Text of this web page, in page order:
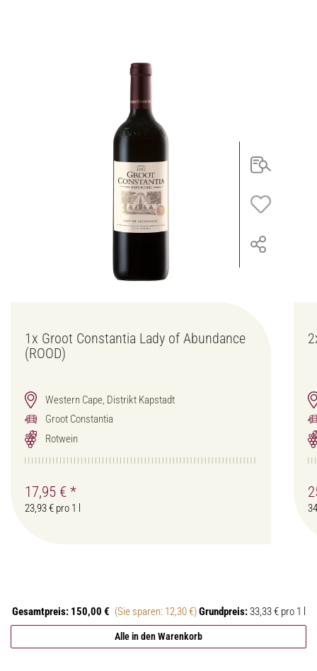
1x Groot Constantia Lady of Abundance
(ROOD)
Western Cape, Distrikt Kapstadt
Groot Constantia
Rotwein
17,95 € *
23,93 € pro 1 l
Gesamtpreis: 150,00 € (Sie sparen: 12,30 €)Grundpreis:33,33 € pro 1 l
Alle in den Warenkorb